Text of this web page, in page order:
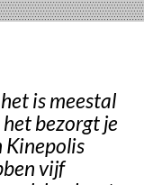
is meestal
bezorgt je
Kinepolis
vijf